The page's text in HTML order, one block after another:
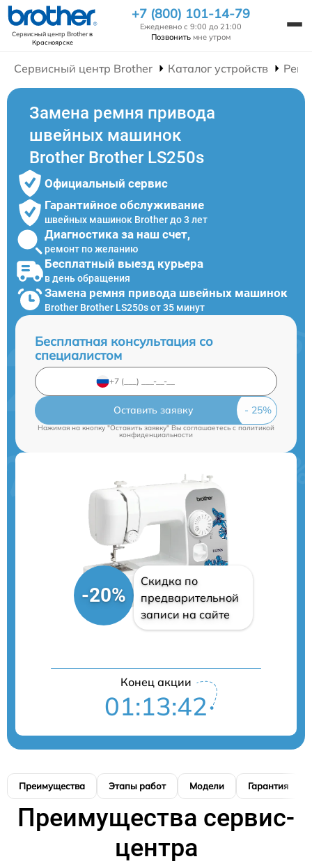
Сервисный центр Brotherв
Красноярске
+7 (800) 101-14-79
Ежедневно с 9:00 до 21:00
Позвонить мне утром
Сервисный центр Brother Каталог устройств
Замена ремня привода
швейных машинок
Brother Brother LS250s
Официальный сервис
Гарантийное обслуживание
швейных машинок Brother до 3 лет
Диагностика за наш счет,
ремонт по желанию
Бесплатный выезд курьера
в день обращения
Замена ремня привода швейных машинок
Brother Brother LS250s от 35 минут
Бесплатная консультация со
специалистом
Оставить заявку
Нажимая на кнопку "Оставить заявку" Вы соглашаетесь cполитикой
конфиденциальности
-20%
Скидка по
предварительной
записи на сайте
Конец акции
01:13:41
Преимущества Этапы работ Модели Гарантия
Преимущества сервис-
центра